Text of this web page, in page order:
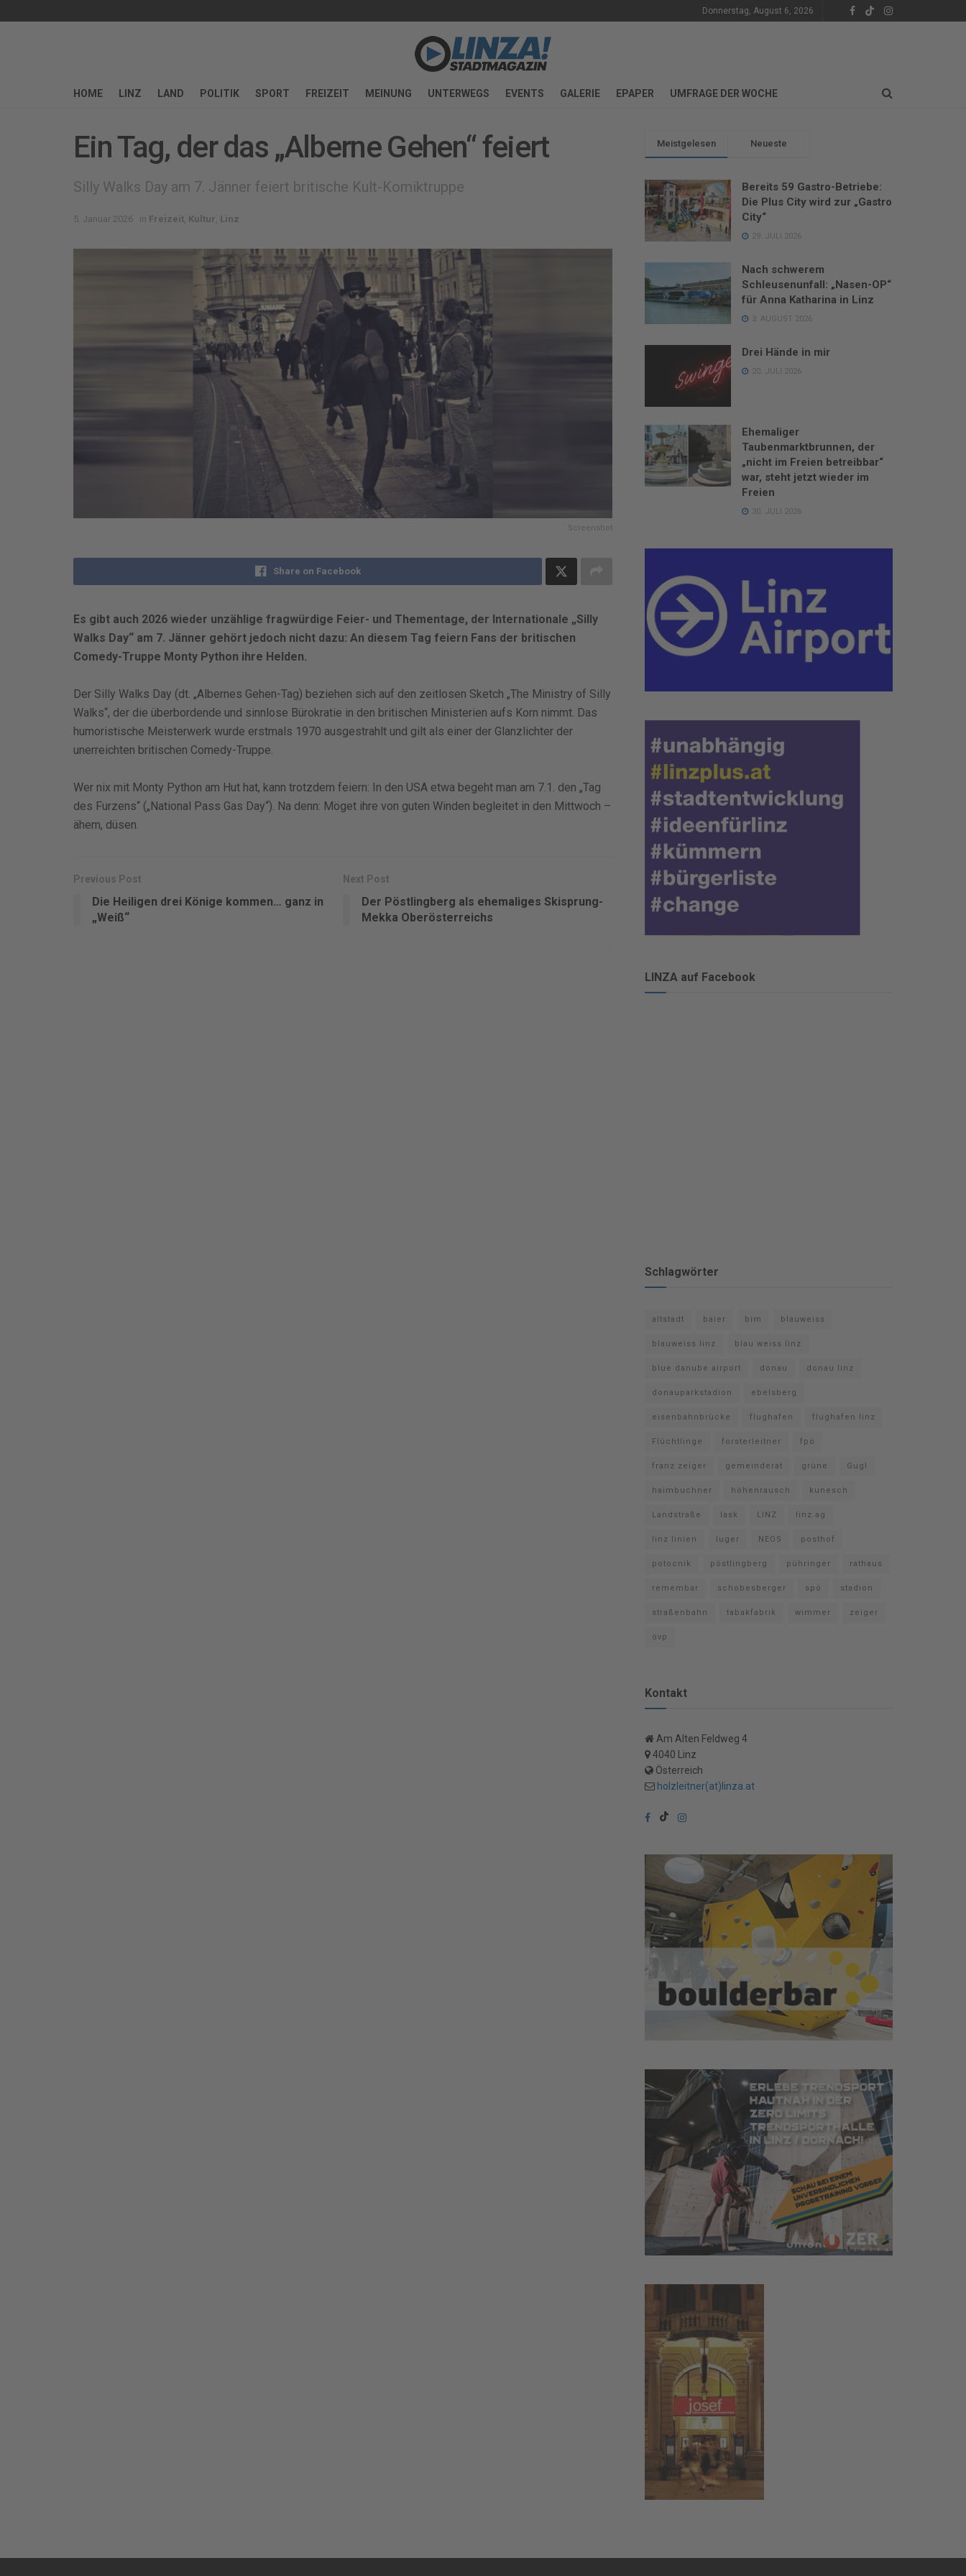
Donnerstag, August 6, 2026
HOME LINZ LAND POLITIK SPORT FREIZEIT MEINUNG UNTERWEGS EVENTS GALERIE EPAPER UMFRAGE DER WOCHE
Ein Tag, der das „Alberne Gehen“ feiert
Silly Walks Day am 7. Jänner feiert britische Kult-Komiktruppe
5. Januar 2026 in Freizeit Kultur Linz
Screenshot
Share on Facebook
Es gibt auch 2026 wieder unzählige fragwürdige Feier- und Thementage, der Internationale „Silly
Walks Day“ am 7. Jänner gehört jedoch nicht dazu: An diesem Tag feiern Fans der britischen
Comedy-Truppe Monty Python ihre Helden.
Der Silly Walks Day (dt. „Albernes Gehen-Tag) beziehen sich auf den zeitlosen Sketch „The Ministry of Silly
Walks“, der die überbordende und sinnlose Bürokratie in den britischen Ministerien aufs Korn nimmt. Das
humoristische Meisterwerk wurde erstmals 1970 ausgestrahlt und gilt als einer der Glanzlichter der
unerreichten britischen Comedy-Truppe.
Wer nix mit Monty Python am Hut hat, kann trotzdem feiern: In den USA etwa begeht man am 7.1. den „Tag
des Furzens“ („National Pass Gas Day“). Na denn: Möget ihre von guten Winden begleitet in den Mittwoch –
ähem, düsen.
Previous Post
Die Heiligen drei Könige kommen… ganz in
„Weiß“
Next Post
Der Pöstlingberg als ehemaliges Skisprung-
Mekka Oberösterreichs
Meistgelesen Neueste
Bereits 59 Gastro-Betriebe:
Die Plus City wird zur „Gastro
City“
29. JULI 2026
Nach schwerem
Schleusenunfall: „Nasen-OP“
für Anna Katharina in Linz
3. AUGUST 2026
Drei Hände in mir
20. JULI 2026
Ehemaliger
Taubenmarktbrunnen, der
„nicht im Freien betreibbar“
war, steht jetzt wieder im
Freien
30. JULI 2026
LINZA auf Facebook
Schlagwörter
altstadt baier bim blauweiss
blauweiss linz blau weiss linz
blue danube airport donau donau linz
donauparkstadion ebelsberg
eisenbahnbrücke flughafen flughafen linz
Flüchtlinge forsterleitner fpö
franz zeiger gemeinderat grüne Gugl
haimbuchner höhenrausch kunesch
Landstraße lask LINZ linz ag
linz linien luger NEOS posthof
potocnik pöstlingberg pühringer rathaus
remembar schobesberger spö stadion
straßenbahn tabakfabrik wimmer zeiger
övp
Kontakt
Am Alten Feldweg 4
4040 Linz
Österreich
holzleitner(at)linza.at